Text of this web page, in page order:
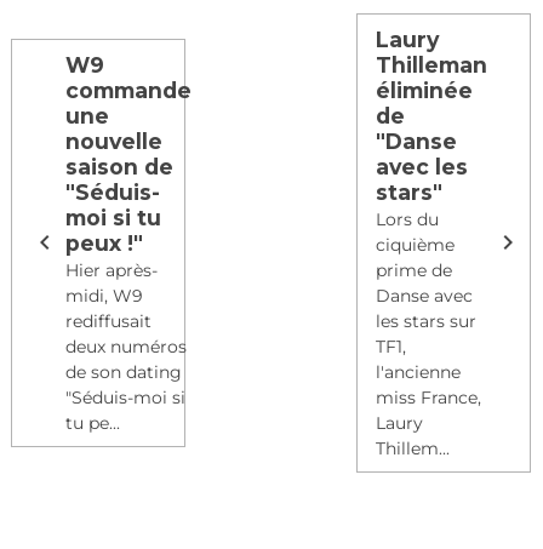
W9
commande
une
nouvelle
saison de
"Séduis-
moi si tu
peux !"
Hier après-
midi, W9
rediffusait
deux numéros
de son dating
"Séduis-moi si
tu pe...
Laury
Thilleman
éliminée
de
"Danse
avec les
stars"
Lors du
ciquième
prime de
Danse avec
les stars sur
TF1,
l'ancienne
miss France,
Laury
Thillem...